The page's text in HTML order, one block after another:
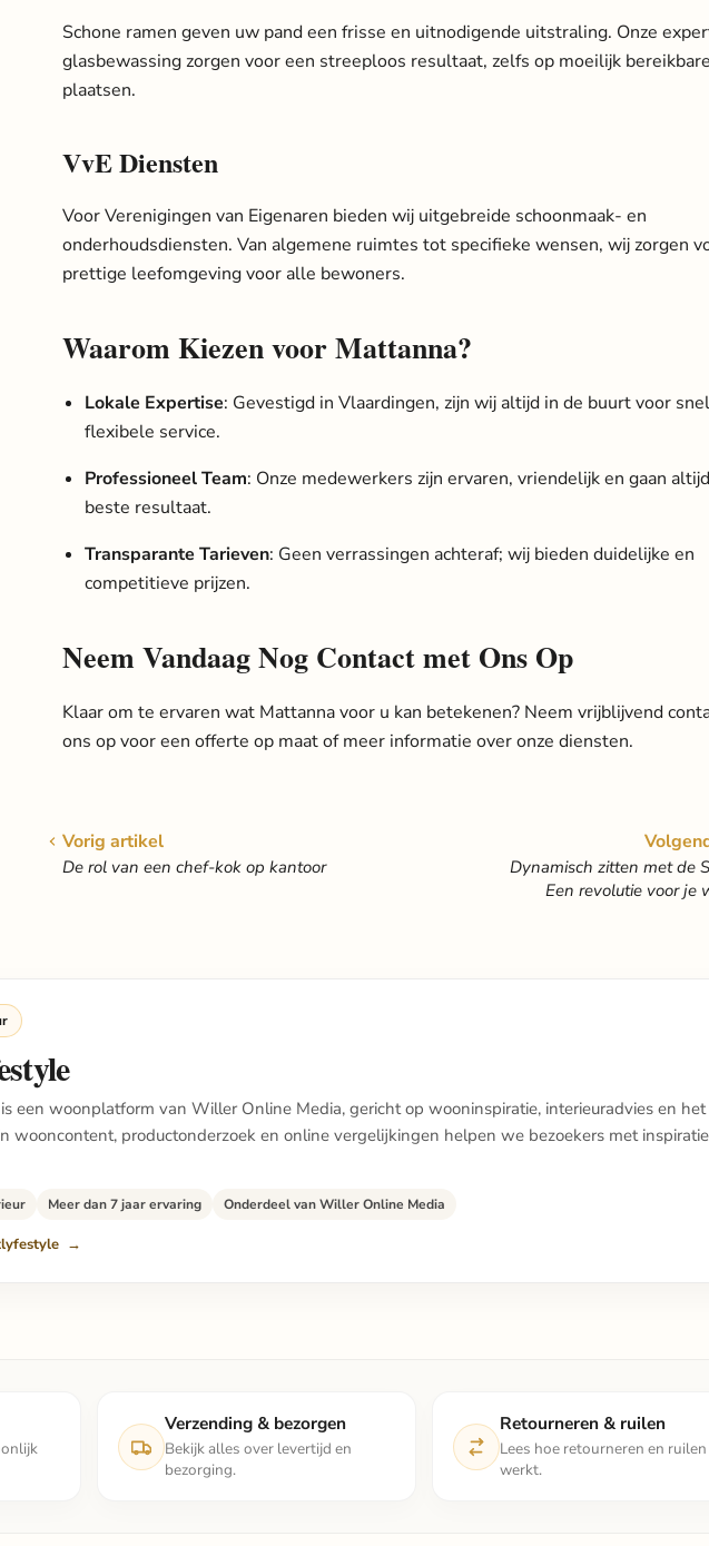
Schone ramen geven uw pand een frisse en uitnodigende uitstraling. Onze
glasbewassing zorgen voor een streeploos resultaat, zelfs op moeilijk bereikbare
plaatsen.
VvE Diensten
Voor Verenigingen van Eigenaren bieden wij uitgebreide schoonmaak- en
onderhoudsdiensten. Van algemene ruimtes tot specifieke wensen, wij zorgen
prettige leefomgeving voor alle bewoners.
Waarom Kiezen voor Mattanna?
Lokale Expertise: Gevestigd in Vlaardingen, zijn wij altijd in de buurt voor
flexibele service.
Professioneel Team: Onze medewerkers zijn ervaren, vriendelijk en gaan
beste resultaat.
Transparante Tarieven: Geen verrassingen achteraf; wij bieden duidelijke en
competitieve prijzen.
Neem Vandaag Nog Contact met Ons Op
Klaar om te ervaren wat Mattanna voor u kan betekenen? Neem vrijblijvend
ons opvoor een offerte op maat of meer informatie over onze diensten.
Vorig artikel
De rol van een chef-kok op kantoor
Dynamisch zitten met de
Een revolutie voor je
een woonplatform van Willer Online Media, gericht op wooninspiratie, interieuradvies en
wooncontent, productonderzoek en online vergelijkingen helpen we bezoekers met
Meer dan 7 jaar ervaring Onderdeel van Willer Online Media
Verzending & bezorgen
Bekijk alles over levertijd en
bezorging.
Retourneren & ruilen
Lees hoe retourneren en ruilen
werkt.